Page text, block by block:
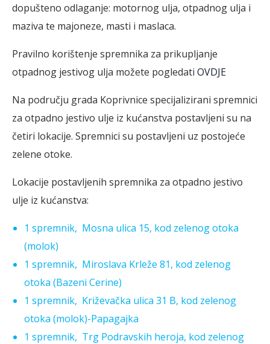
dopušteno odlaganje: motornog ulja, otpadnog ulja i
maziva te majoneze, masti i maslaca.
Pravilno korištenje spremnika za prikupljanje
otpadnog jestivog ulja možete pogledati OVDJE
Na području grada Koprivnice specijalizirani spremnici
za otpadno jestivo ulje iz kućanstva postavljeni su na
četiri lokacije. Spremnici su postavljeni uz postojeće
zelene otoke.
Lokacije postavljenih spremnika za otpadno jestivo
ulje iz kućanstva:
1 spremnik, Mosna ulica 15, kod zelenog otoka
(molok)
1 spremnik, Miroslava Krleže 81, kod zelenog
otoka (Bazeni Cerine)
1 spremnik, Križevačka ulica 31 B, kod zelenog
otoka (molok)-Papagajka
1 spremnik, Trg Podravskih heroja, kod zelenog